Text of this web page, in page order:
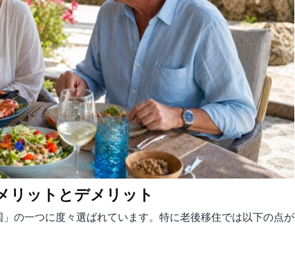
リットとデメリット
の一つに度々選ばれています。特に老後移住では以下の点が